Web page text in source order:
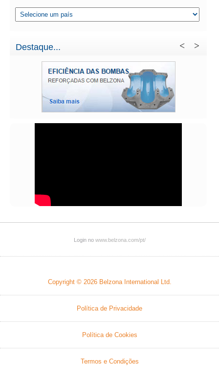
Destaque...
EFICIÊNCIA DAS BOMBAS
Saiba mais
Login no www.belzona.com/pt/
Copyright © 2026 Belzona International Ltd.
Política de Privacidade
Política de Cookies
Termos e Condições